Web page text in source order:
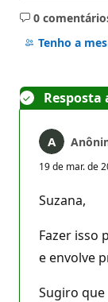
0
Sem
Tenho a
19 de mar. de
Suzana,
Fazer isso
e envolve
Sugiro